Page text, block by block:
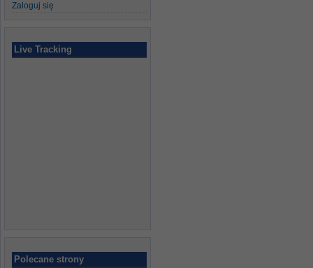
Zaloguj się
Live Tracking
Polecane strony